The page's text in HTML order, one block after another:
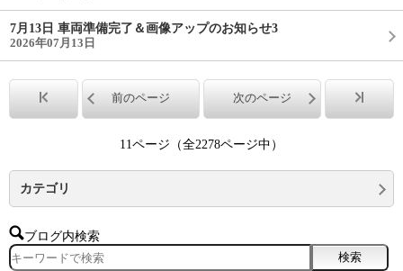
7月13日 車両準備完了＆画像アップのお知らせ3
2026年07月13日
前のページ 次のページ
11ページ（全2278ページ中）
カテゴリ
ブログ内検索